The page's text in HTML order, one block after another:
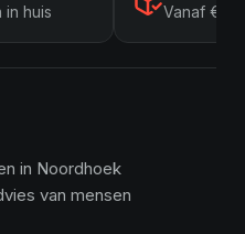
in huis Vanaf €
in Noordhoek
van mensen